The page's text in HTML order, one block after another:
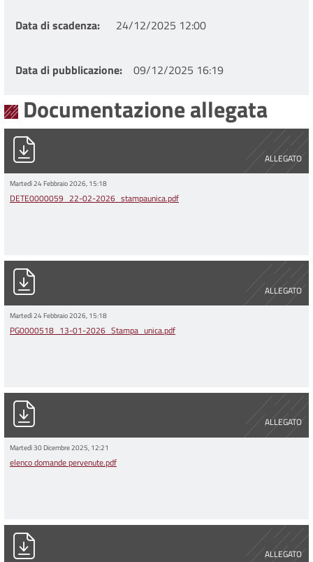
Data di scadenza 24/12/2025 12:00
Data di pubblicazione 09/12/2025 16:19
Documentazione allegata
ALLEGATO
DETE0000059_22-02-2026_stampaunica.pdf
Martedì 24 Febbraio 2026, 15:18
DETE0000059_22-02-2026_stampaunica.pdf
ALLEGATO
PG0000518_13-01-2026_Stampa_unica.pdf
Martedì 24 Febbraio 2026, 15:18
PG0000518_13-01-2026_Stampa_unica.pdf
ALLEGATO
elenco domande pervenute.pdf
Martedì 30 Dicembre 2025, 12:21
elenco domande pervenute.pdf
ALLEGATO
modello_cv_europeo.doc